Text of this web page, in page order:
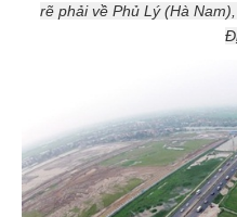
rẽ phải về Phủ Lý (Hà